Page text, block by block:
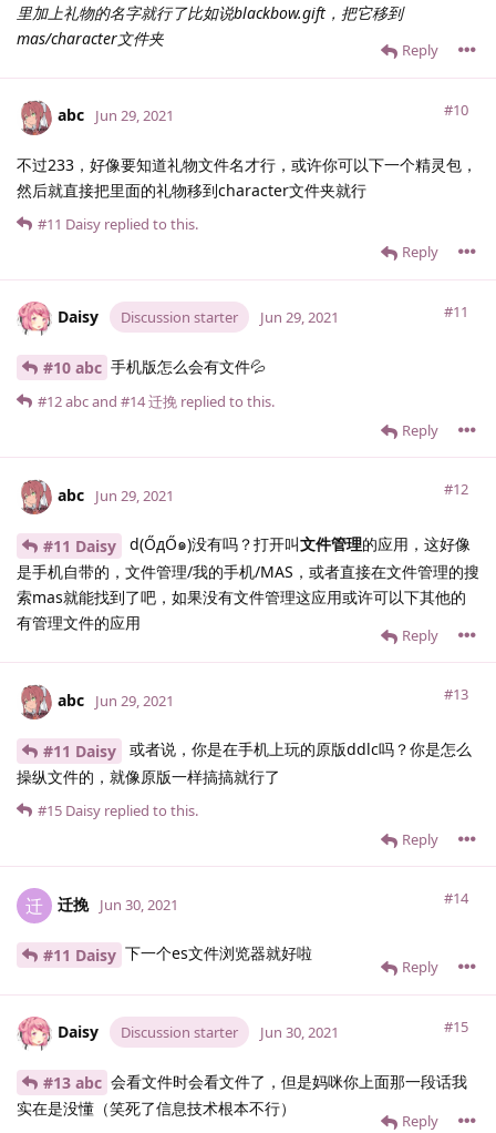
里加上礼物的名字就行了比如说blackbow.gift，把它移到
mas/character文件夹
Reply
abc #10
Jun 29, 2021
不过233，好像要知道礼物文件名才行，或许你可以下一个精灵包，
然后就直接把里面的礼物移到character文件夹就行
Reply
#11 Daisy replied to this.
Daisy Discussion starter #11
Jun 29, 2021
#10 abc 手机版怎么会有文件💦
Reply
#12abcand #14迁挽 replied to this.
abc #12
Jun 29, 2021
#11 Daisy d(ŐдŐ๑)没有吗？打开叫文件管理的应用，这好像
是手机自带的，文件管理/我的手机/MAS，或者直接在文件管理的搜
索mas就能找到了吧，如果没有文件管理这应用或许可以下其他的
有管理文件的应用
Reply
abc #13
Jun 29, 2021
#11 Daisy
或者说，你是在手机上玩的原版ddlc吗？你是怎么
操纵文件的，就像原版一样搞搞就行了
Reply
#15 Daisy replied to this.
迁 迁挽 #14
Jun 30, 2021
#11 Daisy 下一个es文件浏览器就好啦
Reply
Daisy Discussion starter #15
Jun 30, 2021
#13 abc 会看文件时会看文件了，但是妈咪你上面那一段话我
实在是没懂（笑死了信息技术根本不行）
Reply